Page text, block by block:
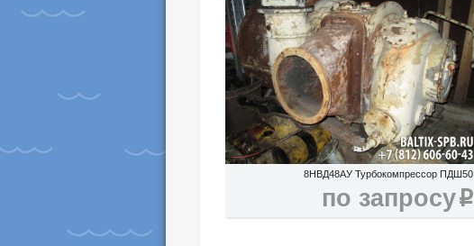
8НВД48АУ Турбокомпрессор ПДШ50
по запросу i